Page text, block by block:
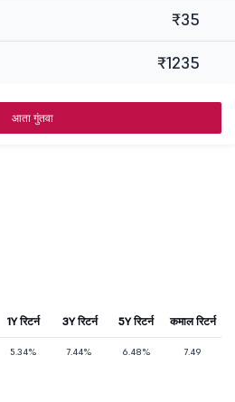
₹35
₹1235
आता गुंतवा
1Y रिटर्न 3Y रिटर्न 5Y रिटर्न कमाल रिटर्न
5.34% 7.44% 6.48% 7.49